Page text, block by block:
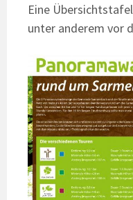
Eine
unter anderem vor